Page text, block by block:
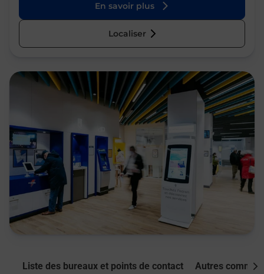
En savoir plus
Localiser
Liste des bureaux et points de contact Autres